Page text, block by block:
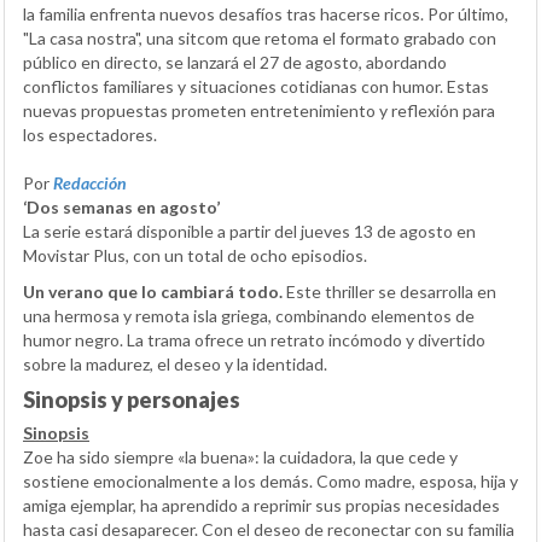
la familia enfrenta nuevos desafíos tras hacerse ricos. Por último,
"La casa nostra", una sitcom que retoma el formato grabado con
público en directo, se lanzará el 27 de agosto, abordando
conflictos familiares y situaciones cotidianas con humor. Estas
nuevas propuestas prometen entretenimiento y reflexión para
los espectadores.
PorRedacción
‘Dos semanas en agosto’
La serie estará disponible a partir del jueves 13 de agosto en
Movistar Plus, con un total de ocho episodios.
Un verano que lo cambiará todo.Este thriller se desarrolla en
una hermosa y remota isla griega, combinando elementos de
humor negro. La trama ofrece un retrato incómodo y divertido
sobre la madurez, el deseo y la identidad.
Sinopsis y personajes
Sinopsis
Zoe ha sido siempre «la buena»: la cuidadora, la que cede y
sostiene emocionalmente a los demás. Como madre, esposa, hija y
amiga ejemplar, ha aprendido a reprimir sus propias necesidades
hasta casi desaparecer. Con el deseo de reconectar con su familia